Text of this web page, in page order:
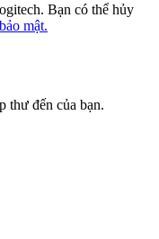
Bạn có thể hủy
mật.
thư đến của bạn.